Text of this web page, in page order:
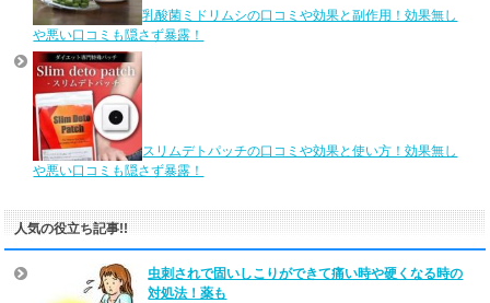
乳酸菌ミドリムシの口コミや効果と副作用！効果無し
や悪い口コミも隠さず暴露！
スリムデトパッチの口コミや効果と使い方！効果無し
や悪い口コミも隠さず暴露！
人気の役立ち記事!!
虫刺されで固いしこりができて痛い時や硬くなる時の
対処法！薬も